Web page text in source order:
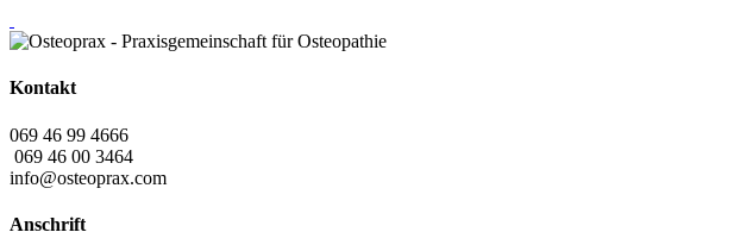
Kontakt
069 46 99 4666
069 46 00 3464
info@osteoprax.com
Anschrift